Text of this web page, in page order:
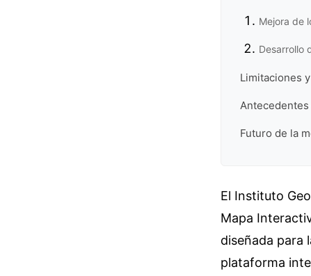
Mejora de
Desarrollo
Limitaciones
Futuro de la
El Instituto
Mapa
diseñada para
plataforma